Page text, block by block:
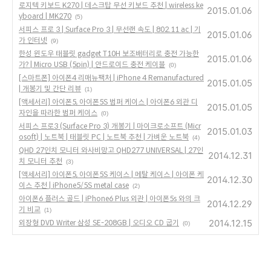
로지텍 키보드 K270 | 데스크탑 무선 키보드 추천 | wireless ke
yboard | MK270 (5)
2015.01.06
서피스 프로 3 | Surface Pro 3 | 무선랜 속도 | 802.11 ac | 기
가 인터넷
(9)
2015.01.06
한성 윈도우 태블릿 gadget T10H 보조배터리로 충전 가능한
가? | Micro USB (5pin) | 안드로이드 충전 케이블 (0)
2015.01.06
[스마트폰] 아이폰4 리매뉴팩처 | iPhone 4 Remanufactured
| 개봉기 및 간단 리뷰 (1)
2015.01.05
[액세서리] 아이폰5, 아이폰5S 범퍼 케이스 | 아이폰6 외관 디
자인을 따라한 범퍼 케이스 (0)
2015.01.05
서피스 프로3 (Surface Pro 3) 개봉기 | 마이크로소프트 (Micr
osoft) | 노트북 | 태블릿 PC | 노트북 추천 | 가벼운 노트북 (4)
2015.01.03
QHD 27인치 모니터 와사비망고 QHD277 UNIVERSAL | 27인
치 모니터 추천
(3)
2014.12.31
[액세서리] 아이폰5, 아이폰5S 케이스 | 메탈 케이스 | 아이폰 케
이스 추천 | iPhone5/5S metal case (2)
2014.12.30
아이폰6 플러스 골드 | iPhone6 Plus 외관 | 아이폰5s 와의 크
기 비교 (1)
2014.12.29
외장형 DVD Writer 삼성 SE-208GB | 오디오 CD 굽기 (0) 2014.12.15